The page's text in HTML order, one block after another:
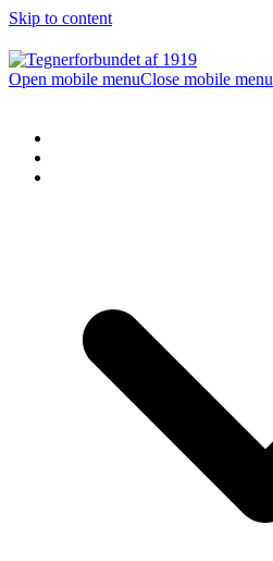
Skip to content
Open mobile menuClose mobile menu